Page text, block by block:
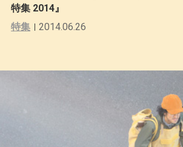
特集 2014』
特集
2014.06.26